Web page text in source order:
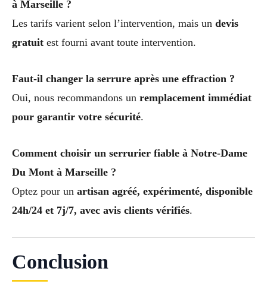
à Marseille ?
Les tarifs varient selon l’intervention, mais un devis
gratuit est fourni avant toute intervention.
Faut-il changer la serrure après une effraction ?
Oui, nous recommandons un remplacement immédiat
pour garantir votre sécurité.
Comment choisir un serrurier fiable à Notre-Dame
Du Mont à Marseille ?
Optez pour un artisan agréé, expérimenté, disponible
24h/24 et 7j/7, avec avis clients vérifiés.
Conclusion